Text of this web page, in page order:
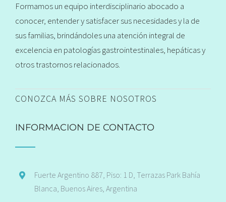
Formamos un equipo interdisciplinario abocado a
conocer, entender y satisfacer sus necesidades y la de
sus familias, brindándoles una atención integral de
excelencia en patologías gastrointestinales, hepáticas y
otros trastornos relacionados.
CONOZCA MÁS SOBRE NOSOTROS
INFORMACION DE CONTACTO
Fuerte Argentino 887, Piso: 1 D, Terrazas Park Bahía
Blanca, Buenos Aires, Argentina